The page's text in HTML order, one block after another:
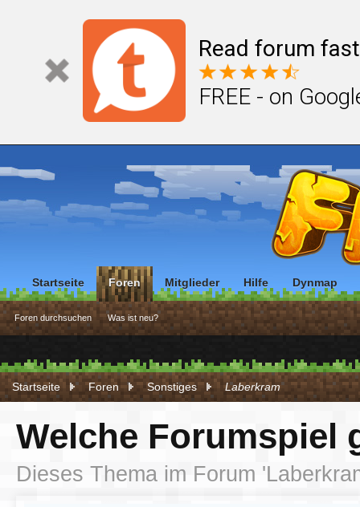
Read forum
FREE - on
Startseite Foren Sonstiges Laberkram
Welche Forumspiel
Dieses Thema im Forum '
Startseite Foren
Foren durchsuchen Was ist neu?
Mitglieder Hilfe Dynmap